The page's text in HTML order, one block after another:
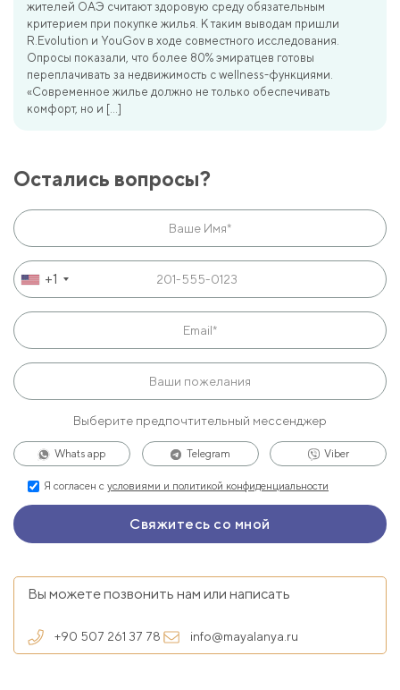
жителей ОАЭ считают здоровую среду обязательным
критерием при покупке жилья. К таким выводам пришли
R.Evolution и YouGov в ходе совместного исследования.
Опросы показали, что более 80% эмиратцев готовы
переплачивать за недвижимость с wellness-функциями.
«Современное жилье должно не только обеспечивать
комфорт, но и […]
Остались вопросы?
+1
Выберите предпочтительный мессенджер
Whats app Telegram Viber
Я согласен с условиями и политикой конфиденциальности
Вы можете позвонить нам или написать
+90 507 261 37 78 info@mayalanya.ru